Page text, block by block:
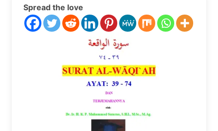
Spread the love